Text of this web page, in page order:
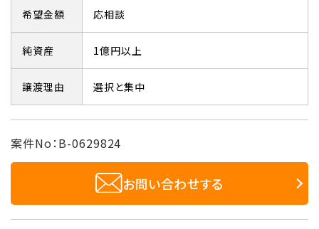
希望金額 応相談
純資産 1億円以上
譲渡理由 選択と集中
案件No：B-0629824
お問い合わせする